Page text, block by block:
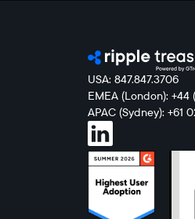
USA: 847.847.3706
EMEA (London):
APAC (Sydney): +61